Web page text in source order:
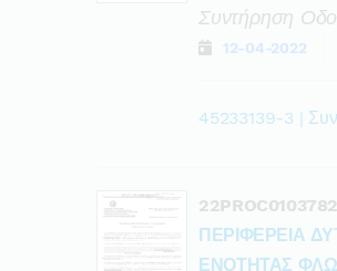
Συντήρηση
12-04-2022
45233139-3 |
ΠΕΡΙΦΕΡΕΙΑ
ΕΝΟΤΗΤΑΣ